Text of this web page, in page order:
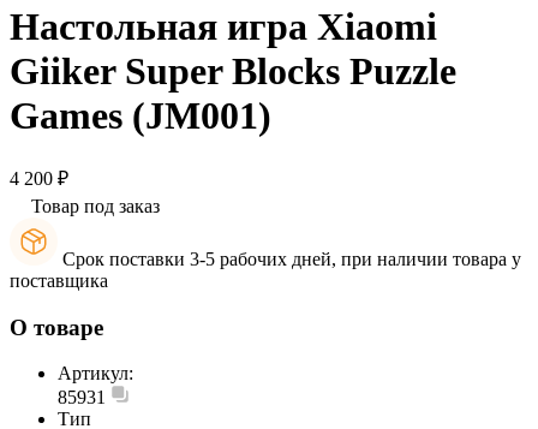
Настольная игра Xiaomi
Giiker Super Blocks Puzzle
Games (JM001)
4 200 ₽
Товар под заказ
Срок поставки 3-5 рабочих дней, при наличии товара у
поставщика
О товаре
Артикул:
85931
Тип